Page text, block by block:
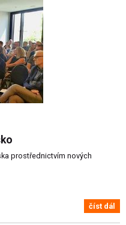
prostřednictvím nových
číst dál